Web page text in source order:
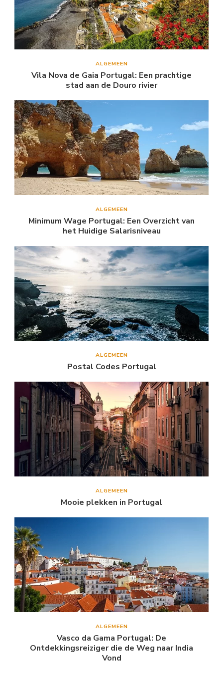
ALGEMEEN
Vila Nova de Gaia Portugal: Een prachtige
stad aan de Douro rivier
ALGEMEEN
Minimum Wage Portugal: Een Overzicht van
het Huidige Salarisniveau
ALGEMEEN
Postal Codes Portugal
ALGEMEEN
Mooie plekken in Portugal
ALGEMEEN
Vasco da Gama Portugal: De
Ontdekkingsreiziger die de Weg naar India
Vond